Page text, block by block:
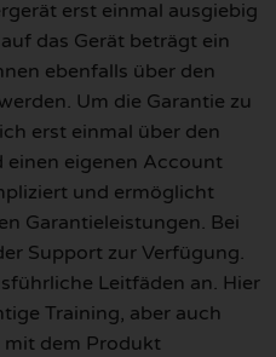
erst einmal ausgiebig
das Gerät beträgt ein
ebenfalls über den
Um die Garantie zu
erst einmal über den
einen eigenen Account
und ermöglicht
Garantieleistungen. Bei
Support zur Verfügung.
Leitfäden an. Hier
Training, aber auch
dem Produkt